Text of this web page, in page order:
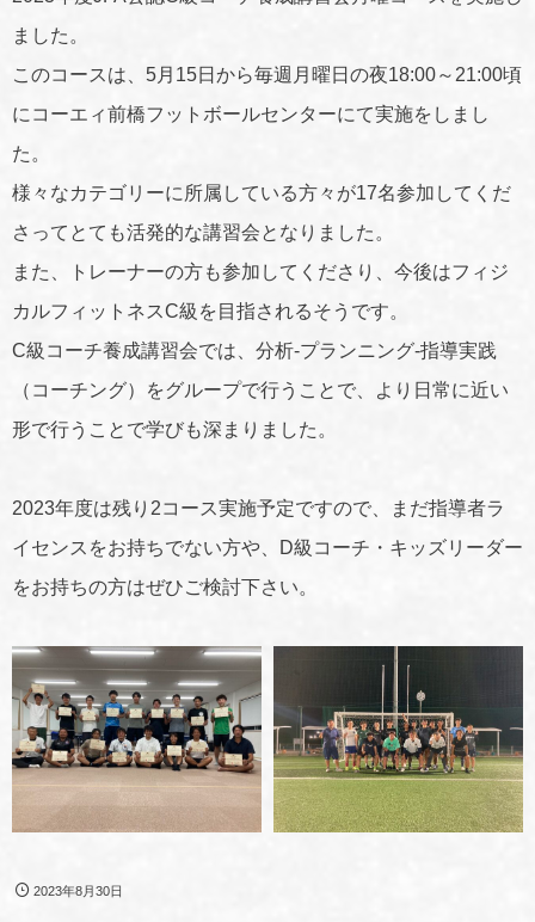
ました。
このコースは、5月15日から毎週月曜日の夜18:00～21:00頃
にコーエィ前橋フットボールセンターにて実施をしまし
た。
様々なカテゴリーに所属している方々が17名参加してくだ
さってとても活発的な講習会となりました。
また、トレーナーの方も参加してくださり、今後はフィジ
カルフィットネスC級を目指されるそうです。
C級コーチ養成講習会では、分析-プランニング‐指導実践
（コーチング）をグループで行うことで、より日常に近い
形で行うことで学びも深まりました。
2023年度は残り2コース実施予定ですので、まだ指導者ラ
イセンスをお持ちでない方や、D級コーチ・キッズリーダー
をお持ちの方はぜひご検討下さい。
2023年8月30日